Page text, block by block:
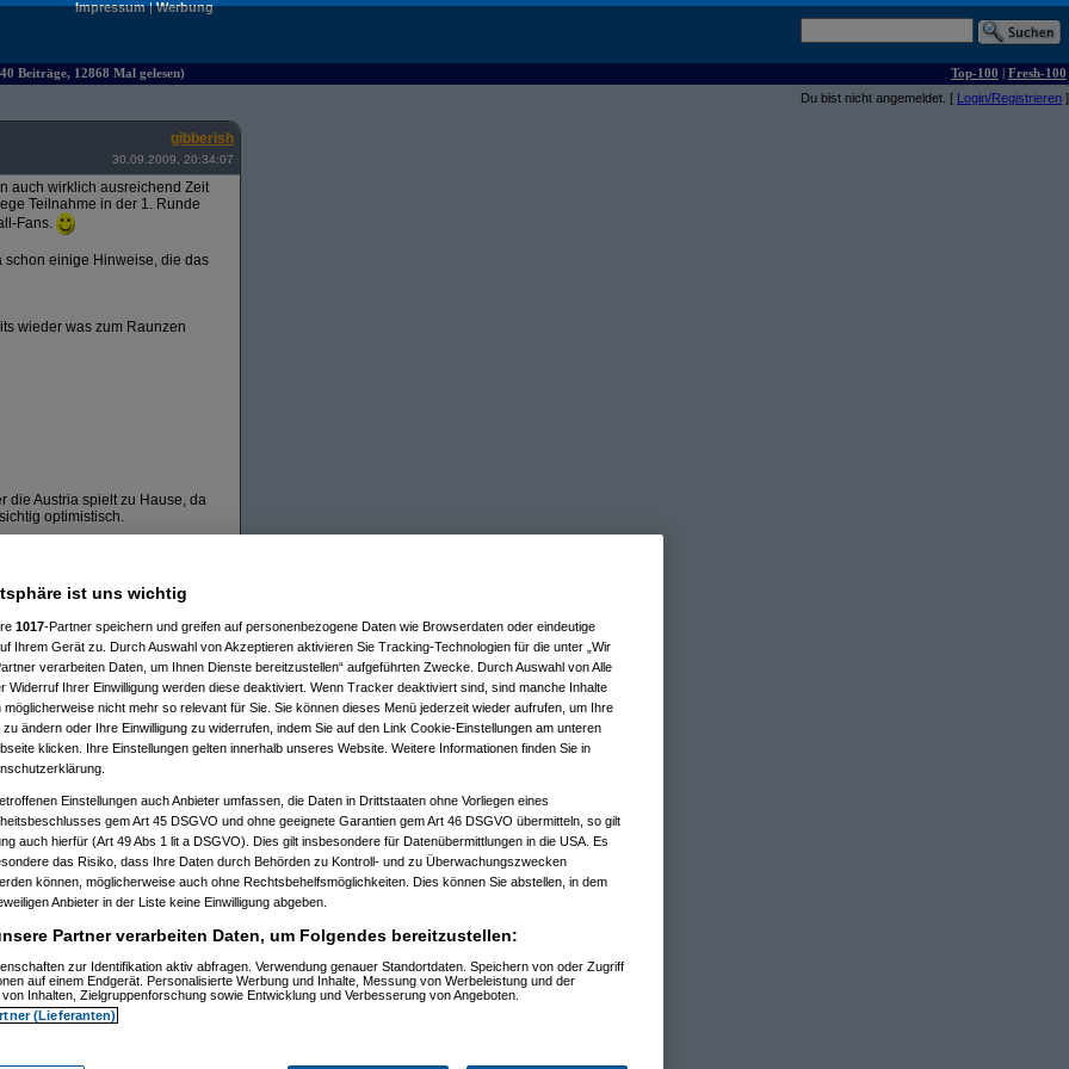
Impressum|Werbung
Beiträge, 12868 Mal gelesen) Top-100 | Fresh-100
Du bist nicht angemeldet. [ Login/Registrieren ]
gibberish
30.09.2009, 20:34:07
auch wirklich ausreichend Zeit
Teilnahme in der 1. Runde
Fans.
schon einige Hinweise, die das
wieder was zum Raunzen
die Austria spielt zu Hause, da
optimistisch.
20:36:34)
20:37:39)
20:40:59)
30.09.2009, 20:41:20)
am 30.09.2009, 20:42:04)
20:45:37)
(substituteam 30.09.2009, 20:46:24)
substitute
am 01.10.2009, 22:57:14)
01.10.2009, 22:58:35)
22:45:21)
22:47:25)
11:44:17)
13:35:42)
13:57:51)
11:55:41)
11:56:58)
11:57:54)
am 01.10.2009, 11:58:30)
am 01.10.2009, 12:02:51)
ist uns wichtig
1017-Partner speichern und greifen auf personenbezogene Daten wie Browserdaten oder eindeutige
Ihrem Gerät zu. Durch Auswahl von Akzeptieren aktivieren Sie Tracking-Technologien für die unter „Wir
verarbeiten Daten, um Ihnen Dienste bereitzustellen“ aufgeführten Zwecke. Durch Auswahl von Alle
Widerruf Ihrer Einwilligung werden diese deaktiviert. Wenn Tracker deaktiviert sind, sind manche Inhalte
möglicherweise nicht mehr so relevant für Sie. Sie können dieses Menü jederzeit wieder aufrufen, um Ihre
zu ändern oder Ihre Einwilligung zu widerrufen, indem Sie auf den Link Cookie-Einstellungen am unteren
klicken. Ihre Einstellungen gelten innerhalb unseres Website. Weitere Informationen finden Sie in
Einstellungen auch Anbieter umfassen, die Daten in Drittstaaten ohne Vorliegen eines
gem Art 45 DSGVO und ohne geeignete Garantien gem Art 46 DSGVO übermitteln, so gilt
auch hierfür (Art 49 Abs 1 lit a DSGVO). Dies gilt insbesondere für Datenübermittlungen in die USA. Es
das Risiko, dass Ihre Daten durch Behörden zu Kontroll- und zu Überwachungszwecken
können, möglicherweise auch ohne Rechtsbehelfsmöglichkeiten. Dies können Sie abstellen, in dem
Anbieter in der Liste keine Einwilligung abgeben.
Partner verarbeiten Daten, um Folgendes bereitzustellen:
zur Identifikation aktiv abfragen. Verwendung genauer Standortdaten. Speichern von oder Zugriff
auf einem Endgerät. Personalisierte Werbung und Inhalte, Messung von Werbeleistung und der
Inhalten, Zielgruppenforschung sowie Entwicklung und Verbesserung von Angeboten.
(Lieferanten)